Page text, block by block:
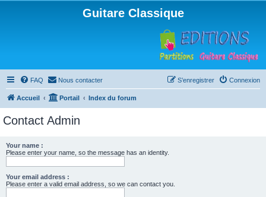
Guitare Classique
FAQ Nous contacter Connexion
S’enregistrer
Accueil Portail Index du forum
Contact Admin
Your name :
Please enter your name, so the message has an identity.
Your email address :
Please enter a valid email address, so we can contact you.